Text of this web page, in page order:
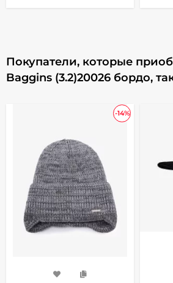
Покупатели, которые
Baggins (3.2)20026 бордо,
-14%